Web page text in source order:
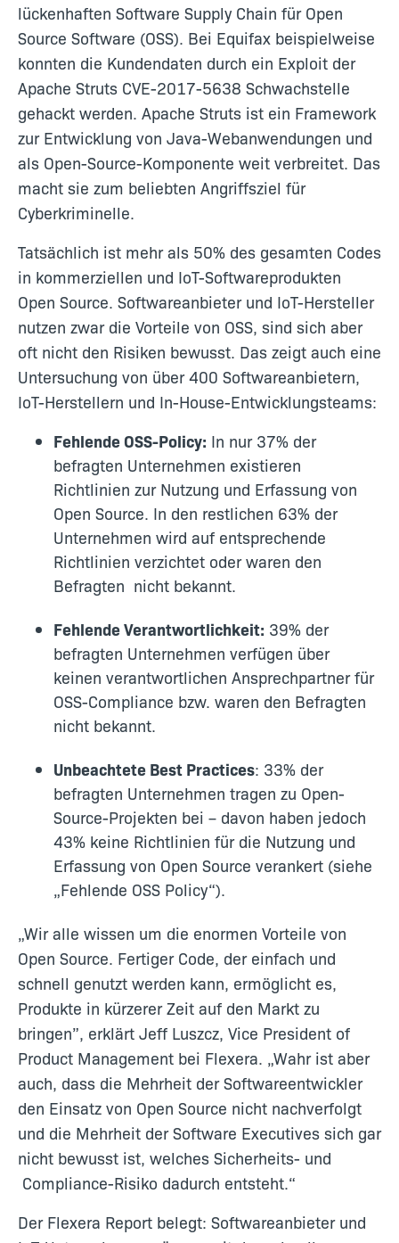
lückenhaften Software Supply Chain für Open
Source Software (OSS). Bei Equifax beispielweise
konnten die Kundendaten durch ein Exploit der
Apache Struts CVE-2017-5638 Schwachstelle
gehackt werden. Apache Struts ist ein Framework
zur Entwicklung von Java-Webanwendungen und
als Open-Source-Komponente weit verbreitet. Das
macht sie zum beliebten Angriffsziel für
Cyberkriminelle.
Tatsächlich ist mehr als 50% des gesamten Codes
in kommerziellen und IoT-Softwareprodukten
Open Source. Softwareanbieter und IoT-Hersteller
nutzen zwar die Vorteile von OSS, sind sich aber
oft nicht den Risiken bewusst. Das zeigt auch eine
Untersuchung von über 400 Softwareanbietern,
IoT-Herstellern und In-House-Entwicklungsteams:
Fehlende OSS-Policy: In nur 37% der
befragten Unternehmen existieren
Richtlinien zur Nutzung und Erfassung von
Open Source. In den restlichen 63% der
Unternehmen wird auf entsprechende
Richtlinien verzichtet oder waren den
Befragten nicht bekannt.
Fehlende Verantwortlichkeit: 39% der
befragten Unternehmen verfügen über
keinen verantwortlichen Ansprechpartner für
OSS-Compliance bzw. waren den Befragten
nicht bekannt.
Unbeachtete Best Practices: 33% der
befragten Unternehmen tragen zu Open-
Source-Projekten bei – davon haben jedoch
43% keine Richtlinien für die Nutzung und
Erfassung von Open Source verankert (siehe
„Fehlende OSS Policy“).
„Wir alle wissen um die enormen Vorteile von
Open Source. Fertiger Code, der einfach und
schnell genutzt werden kann, ermöglicht es,
Produkte in kürzerer Zeit auf den Markt zu
bringen”, erklärt Jeff Luszcz, Vice President of
Product Management bei Flexera. „Wahr ist aber
auch, dass die Mehrheit der Softwareentwickler
den Einsatz von Open Source nicht nachverfolgt
und die Mehrheit der Software Executives sich gar
nicht bewusst ist, welches Sicherheits- und
Compliance-Risiko dadurch entsteht.“
Der Flexera Report belegt: Softwareanbieter und